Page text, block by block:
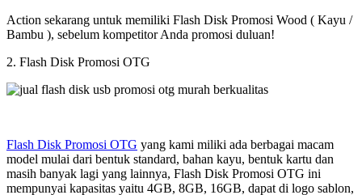
Action sekarang untuk memiliki Flash Disk Promosi Wood ( Kayu /
Bambu ), sebelum kompetitor Anda promosi duluan!
2. Flash Disk Promosi OTG
Flash Disk Promosi OTG yang kami miliki ada berbagai macam
model mulai dari bentuk standard, bahan kayu, bentuk kartu dan
masih banyak lagi yang lainnya, Flash Disk Promosi OTG ini
mempunyai kapasitas yaitu 4GB, 8GB, 16GB, dapat di logo sablon,